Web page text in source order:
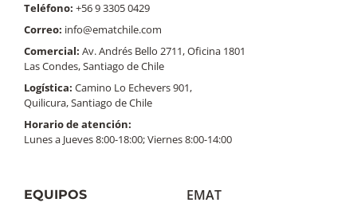
Teléfono: +56 9 3305 0429
Correo: info@ematchile.com
Comercial: Av. Andrés Bello 2711, Oficina 1801
Las Condes, Santiago de Chile
Logística: Camino Lo Echevers 901,
Quilicura, Santiago de Chile
Horario de atención:
Lunes a Jueves 8:00-18:00; Viernes 8:00-14:00
EQUIPOS EMAT